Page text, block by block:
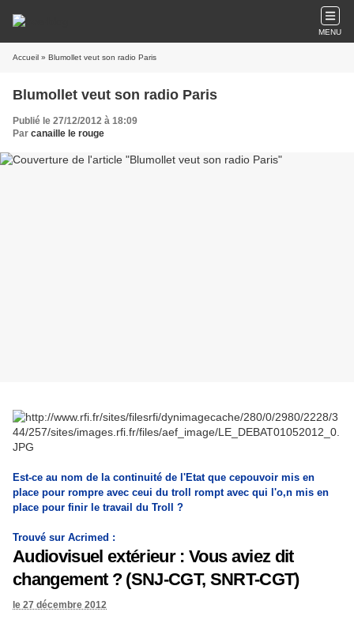
MENU
Accueil » Blumollet veut son radio Paris
Blumollet veut son radio Paris
Publié le 27/12/2012 à 18:09
Par canaille le rouge
Est-ce au nom de la continuité de l'Etat que cepouvoir mis en
place pour rompre avec ceui du troll rompt avec qui l'o,n mis en
place pour finir le travail du Troll ?
Trouvé sur Acrimed :
Audiovisuel extérieur : Vous aviez dit
changement ? (SNJ-CGT, SNRT-CGT)
le 27 décembre 2012